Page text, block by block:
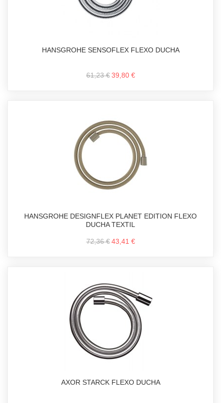
HANSGROHE SENSOFLEX FLEXO DUCHA
61,23 € 39,80 €
HANSGROHE DESIGNFLEX PLANET EDITION FLEXO
DUCHA TEXTIL
72,36 € 43,41 €
AXOR STARCK FLEXO DUCHA